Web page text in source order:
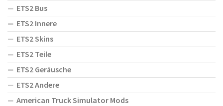
ETS2 Bus
ETS2 Innere
ETS2 Skins
ETS2 Teile
ETS2 Geräusche
ETS2 Andere
American Truck Simulator Mods